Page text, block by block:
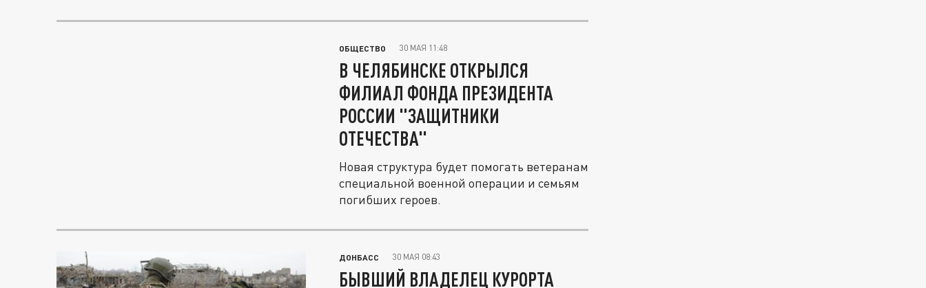
ОБЩЕСТВО 30 МАЯ 11:48
В ЧЕЛЯБИНСКЕ ОТКРЫЛСЯ
ФИЛИАЛ ФОНДА ПРЕЗИДЕНТА
РОССИИ "ЗАЩИТНИКИ
ОТЕЧЕСТВА"
Новая структура будет помогать ветеранам
специальной военной операции и семьям
погибших героев.
ДОНБАСС 30 МАЯ 08:43
БЫВШИЙ ВЛАДЕЛЕЦ КУРОРТА